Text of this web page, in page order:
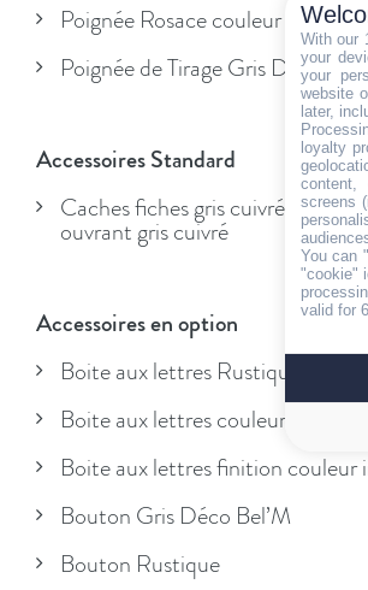
Poignée Rosace couleur laiton
Poignée de Tirage Gris Déco
Accessoires Standard
Caches fiches gris cuivré +
ouvrant gris cuivré
Accessoires en option
Boite aux lettres Rustique
Boite aux lettres couleur Laiton
Boite aux lettres finition couleur
Bouton Gris Déco Bel’M
Bouton Rustique
With our
your
your
website
later,
loyalty
screens
You can
"cookie"
valid for